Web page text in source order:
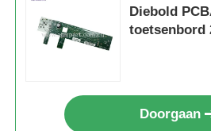
Diebold
toetsenbord
Doorgaan